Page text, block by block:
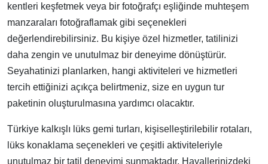
kentleri keşfetmek veya bir fotoğrafçı eşliğinde muhteşem
manzaraları fotoğraflamak gibi seçenekleri
değerlendirebilirsiniz. Bu kişiye özel hizmetler, tatilinizi
daha zengin ve unutulmaz bir deneyime dönüştürür.
Seyahatinizi planlarken, hangi aktiviteleri ve hizmetleri
tercih ettiğinizi açıkça belirtmeniz, size en uygun tur
paketinin oluşturulmasına yardımcı olacaktır.
Türkiye kalkışlı lüks gemi turları, kişiselleştirilebilir rotaları,
lüks konaklama seçenekleri ve çeşitli aktiviteleriyle
unutulmaz bir tatil deneyimi sunmaktadır. Hayallerinizdeki